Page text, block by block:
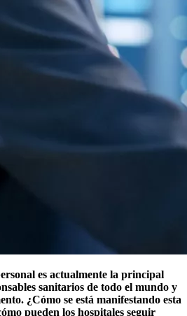
es actualmente la principal
sanitarios de todo el mundo y
¿Cómo se está manifestando esta
pueden los hospitales seguir